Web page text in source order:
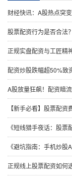
财经快讯：A股热点突
股票配资行为是否合法
正规实盘配资与工匠精
配资炒股跌幅超50%致
A股放量狂飙！配资暗
【新手必看】股票配
《短线猎手夜话：股票
《避坑指南：手机炒股
正规线上股票配资如何